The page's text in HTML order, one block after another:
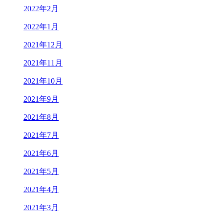
2022年2月
2022年1月
2021年12月
2021年11月
2021年10月
2021年9月
2021年8月
2021年7月
2021年6月
2021年5月
2021年4月
2021年3月